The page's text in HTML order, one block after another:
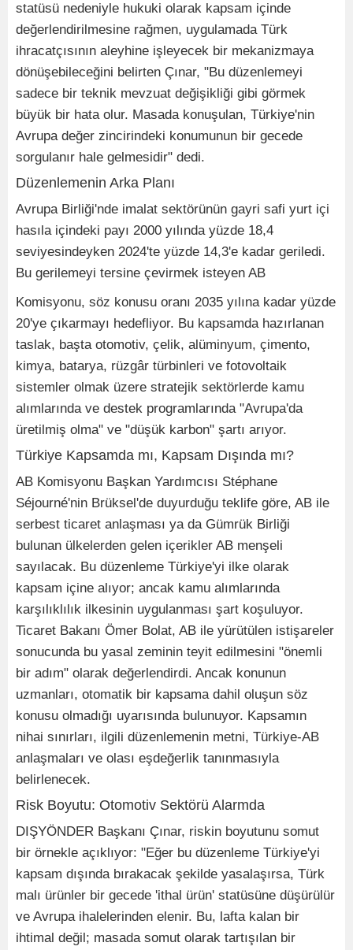
statüsü nedeniyle hukuki olarak kapsam içinde
değerlendirilmesine rağmen, uygulamada Türk
ihracatçısının aleyhine işleyecek bir mekanizmaya
dönüşebileceğini belirten Çınar, "Bu düzenlemeyi
sadece bir teknik mevzuat değişikliği gibi görmek
büyük bir hata olur. Masada konuşulan, Türkiye'nin
Avrupa değer zincirindeki konumunun bir gecede
sorgulanır hale gelmesidir" dedi.
Düzenlemenin Arka Planı
Avrupa Birliği'nde imalat sektörünün gayri safi yurt içi
hasıla içindeki payı 2000 yılında yüzde 18,4
seviyesindeyken 2024'te yüzde 14,3'e kadar geriledi.
Bu gerilemeyi tersine çevirmek isteyen AB
Komisyonu, söz konusu oranı 2035 yılına kadar yüzde
20'ye çıkarmayı hedefliyor. Bu kapsamda hazırlanan
taslak, başta otomotiv, çelik, alüminyum, çimento,
kimya, batarya, rüzgâr türbinleri ve fotovoltaik
sistemler olmak üzere stratejik sektörlerde kamu
alımlarında ve destek programlarında "Avrupa'da
üretilmiş olma" ve "düşük karbon" şartı arıyor.
Türkiye Kapsamda mı, Kapsam Dışında mı?
AB Komisyonu Başkan Yardımcısı Stéphane
Séjourné'nin Brüksel'de duyurduğu teklife göre, AB ile
serbest ticaret anlaşması ya da Gümrük Birliği
bulunan ülkelerden gelen içerikler AB menşeli
sayılacak. Bu düzenleme Türkiye'yi ilke olarak
kapsam içine alıyor; ancak kamu alımlarında
karşılıklılık ilkesinin uygulanması şart koşuluyor.
Ticaret Bakanı Ömer Bolat, AB ile yürütülen istişareler
sonucunda bu yasal zeminin teyit edilmesini "önemli
bir adım" olarak değerlendirdi. Ancak konunun
uzmanları, otomatik bir kapsama dahil oluşun söz
konusu olmadığı uyarısında bulunuyor. Kapsamın
nihai sınırları, ilgili düzenlemenin metni, Türkiye-AB
anlaşmaları ve olası eşdeğerlik tanınmasıyla
belirlenecek.
Risk Boyutu: Otomotiv Sektörü Alarmda
DIŞYÖNDER Başkanı Çınar, riskin boyutunu somut
bir örnekle açıklıyor: "Eğer bu düzenleme Türkiye'yi
kapsam dışında bırakacak şekilde yasalaşırsa, Türk
malı ürünler bir gecede 'ithal ürün' statüsüne düşürülür
ve Avrupa ihalelerinden elenir. Bu, lafta kalan bir
ihtimal değil; masada somut olarak tartışılan bir